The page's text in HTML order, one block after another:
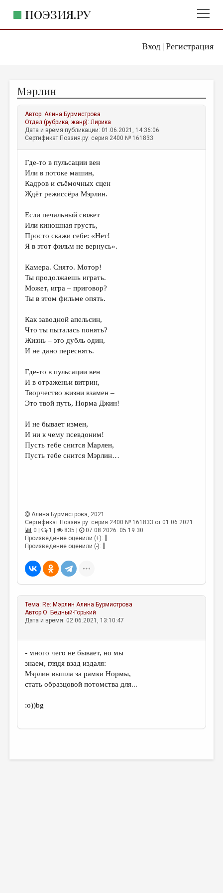
Вход| Регистрация
ПОЭЗИЯ.РУ
ЖАНРЫ
АВТОРЫ
КОММЕНТАРИИ
ЛИТСАЛОН
НОВОСТИ
ПРАВИЛА САЙТА
ИЗБРАННОЕ
ДАЙДЖЕСТ
ПЕРЕВОДЫ
КОНКУРСЫ
КНИЖНАЯ ПОЛКА
ОБЗОР ЛИТЕРАТУРЫ
ОБЪЯВЛЕНИЯ
КОЛОНКА РЕДАКТОРА
ОТ РЕДАКЦИИ
МАЛАЯ ПРОЗА
ПУБЛИЦИСТИКА
РЕЦЕНЗИРОВАНИЕ
ТРЕДИАКОВСКИЙ
ВКОНТАКТЕ
Мэрлин
Автор:Алина Бурмистрова
Отдел (рубрика, жанр):Лирика
Дата и время публикации: 01.06.2021, 14:36:06
Сертификат Поэзия.ру: серия 2400 № 161833
Где-то в пульсации вен
Или в потоке машин,
Кадров и съёмочных сцен
Ждёт режиссёра Мэрлин.
Если печальный сюжет
Или киношная грусть,
Просто скажи себе: «Нет!
Я в этот фильм не вернусь».
Камера. Снято. Мотор!
Ты продолжаешь играть.
Может, игра – приговор?
Ты в этом фильме опять.
Как заводной апельсин,
Что ты пыталась понять?
Жизнь – это дубль один,
И не дано переснять.
Где-то в пульсации вен
И в отраженьи витрин,
Творчество жизни взамен –
Это твой путь, Норма Джин!
И не бывает измен,
И ни к чему псевдоним!
Пусть тебе снится Марлен,
Пусть тебе снится Мэрлин…
Алина Бурмистрова, 2021
Сертификат Поэзия.ру: серия 2400 № 161833 от 01.06.2021
0 |
1 | 835 |
07.08.2026. 05:19:30
Произведение оценили (+): []
Произведение оценили (-): []
Тема: Re: Мэрлин Алина Бурмистрова
АвторО. Бедный-Горький
Дата и время: 02.06.2021, 13:10:47
- много чего не бывает, но мы
знаем, глядя взад издаля:
Мэрлин вышла за рамки Нормы,
стать образцовой потомства для...
:о))bg